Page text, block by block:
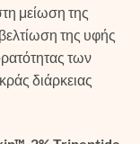
μείωση της
της υφής
των
διάρκειας